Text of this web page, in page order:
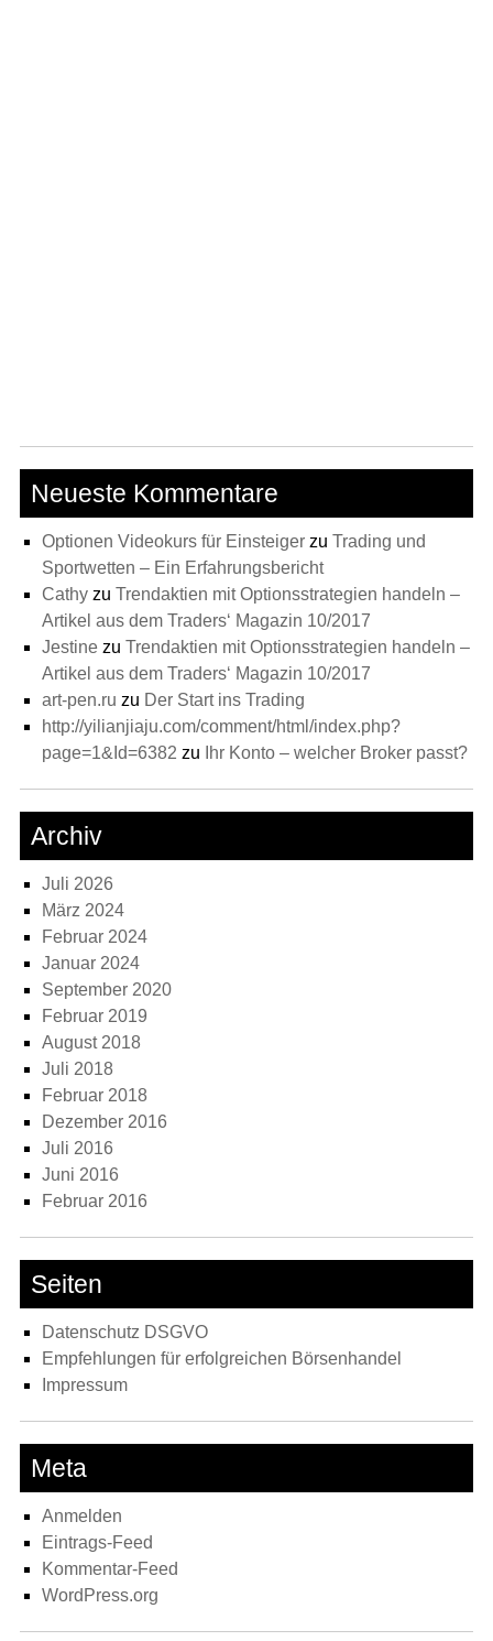
Neueste Kommentare
Optionen Videokurs für Einsteigerzu Trading und
Sportwetten – Ein Erfahrungsbericht
Cathyzu Trendaktien mit Optionsstrategien handeln –
Artikel aus dem Traders‘ Magazin 10/2017
Jestinezu Trendaktien mit Optionsstrategien handeln –
Artikel aus dem Traders‘ Magazin 10/2017
art-pen.ru zu Der Start ins Trading
http://yilianjiaju.com/comment/html/index.php?
page=1&Id=6382 zu Ihr Konto – welcher Broker passt?
Archiv
Juli 2026
März 2024
Februar 2024
Januar 2024
September 2020
Februar 2019
August 2018
Juli 2018
Februar 2018
Dezember 2016
Juli 2016
Juni 2016
Februar 2016
Seiten
Datenschutz DSGVO
Empfehlungen für erfolgreichen Börsenhandel
Impressum
Meta
Anmelden
Eintrags-Feed
Kommentar-Feed
WordPress.org